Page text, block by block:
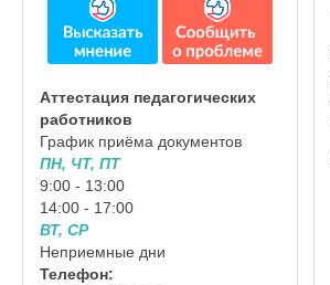
Аттестация педагогических
работников
График приёма документов
ПН, ЧТ, ПТ
9:00 - 13:00
14:00 - 17:00
ВТ, СР
Неприемные дни
Телефон: